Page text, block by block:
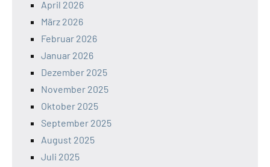
April 2026
März 2026
Februar 2026
Januar 2026
Dezember 2025
November 2025
Oktober 2025
September 2025
August 2025
Juli 2025